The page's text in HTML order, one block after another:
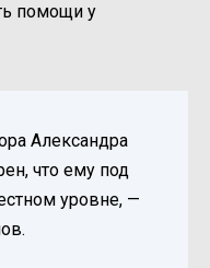
помощи у
Александра
что ему под
уровне, —